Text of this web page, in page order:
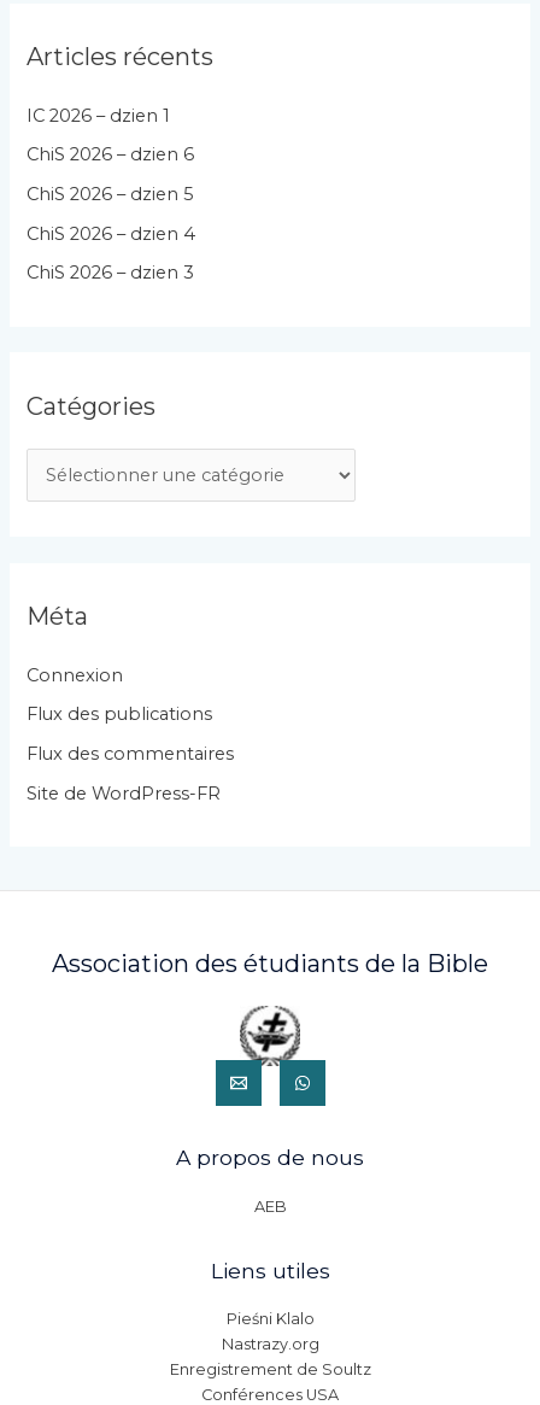
Articles récents
IC 2026 – dzien 1
ChiS 2026 – dzien 6
ChiS 2026 – dzien 5
ChiS 2026 – dzien 4
ChiS 2026 – dzien 3
Catégories
a
g
r
i
e
Méta
Connexion
Flux des publications
Flux des commentaires
Site de WordPress-FR
Association des étudiants de la Bible
A propos de nous
AEB
Liens utiles
Pieśni Klalo
Nastrazy.org
Enregistrement de Soultz
Conférences USA